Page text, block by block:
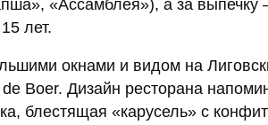
«Ассамблея»), а за выпечку
лет.
окнами и видом на
Boer. Дизайн ресторана
блестящая «карусель» с